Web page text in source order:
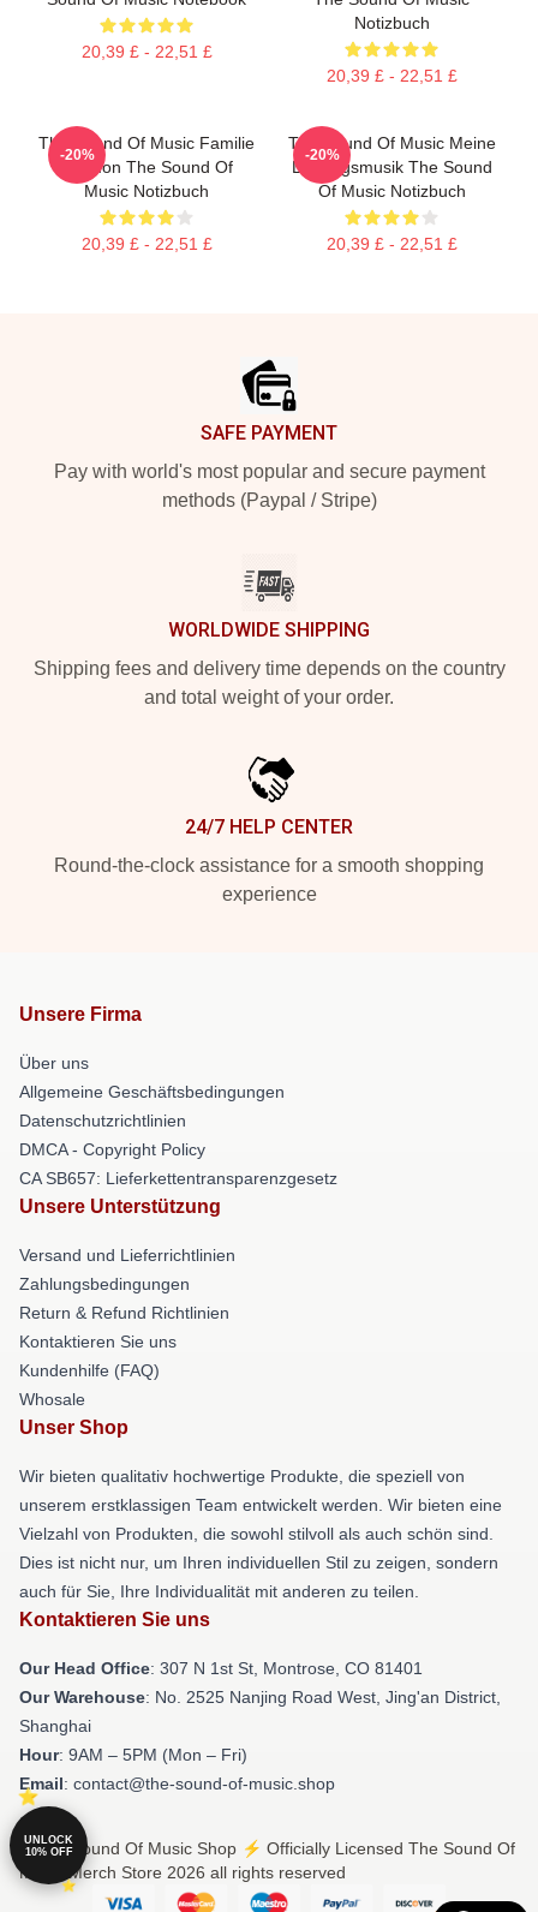
20,39 £ - 22,51 £
Notizbuch
20,39 £ - 22,51 £
The Sound Of Music Familie
Harmon The Sound Of
Music Notizbuch
20,39 £ - 22,51 £
-20%
The Sound Of Music Meine
Lieblingsmusik The Sound
Of Music Notizbuch
20,39 £ - 22,51 £
-20%
SAFE PAYMENT
Pay with world's most popular and secure payment
methods (Paypal / Stripe)
WORLDWIDE SHIPPING
Shipping fees and delivery time depends on the country
and total weight of your order.
24/7 HELP CENTER
Round-the-clock assistance for a smooth shopping
experience
Unsere Firma
Über uns
Allgemeine Geschäftsbedingungen
Datenschutzrichtlinien
DMCA - Copyright Policy
CA SB657: Lieferkettentransparenzgesetz
Unsere Unterstützung
Versand und Lieferrichtlinien
Zahlungsbedingungen
Return & Refund Richtlinien
Kontaktieren Sie uns
Kundenhilfe (FAQ)
Whosale
Unser Shop
Wir bieten qualitativ hochwertige Produkte, die speziell von
unserem erstklassigen Team entwickelt werden. Wir bieten eine
Vielzahl von Produkten, die sowohl stilvoll als auch schön sind.
Dies ist nicht nur, um Ihren individuellen Stil zu zeigen, sondern
auch für Sie, Ihre Individualität mit anderen zu teilen.
Kontaktieren Sie uns
Our Head Office: 307 N 1st St, Montrose, CO 81401
Our Warehouse: No. 2525 Nanjing Road West, Jing'an District,
Shanghai
Hour: 9AM – 5PM (Mon – Fri)
Email: contact@the-sound-of-music.shop
© The Sound Of Music Shop ⚡️ Officially Licensed The Sound Of
Music Merch Store 2026 all rights reserved
UNLOCK
10% OFF